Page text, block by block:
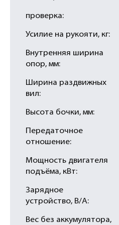
проверка:
Усилие на рукояти, кг:
Внутренняя ширина
опор, мм:
Ширина раздвижных
вил:
Высота бочки, мм:
Передаточное
отношение:
Мощность двигателя
подъёма, кВт:
Зарядное
устройство, В/А:
Вес без аккумулятора,